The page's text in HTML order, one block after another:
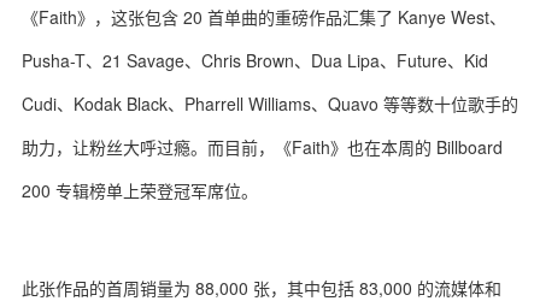
《Faith》，这张包含 20 首单曲的重磅作品汇集了 Kanye West、
Pusha-T、21 Savage、Chris Brown、Dua Lipa、Future、Kid
Cudi、Kodak Black、Pharrell Williams、Quavo 等等数十位歌手的
助力，让粉丝大呼过瘾。而目前，《Faith》也在本周的 Billboard
200 专辑榜单上荣登冠军席位。
此张作品的首周销量为 88,000 张，其中包括 83,000 的流媒体和